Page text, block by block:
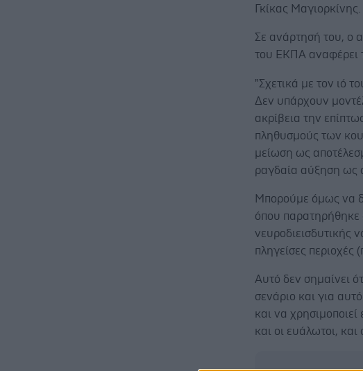
Γκίκας Μαγιορκίνης.
Σε ανάρτησή του, ο
του ΕΚΠΑ αναφέρει
"Σχετικά με τον ιό
Δεν υπάρχουν
ακρίβεια την
πληθυσμούς των
μείωση ως
ραγδαία αύξηση ως
Μπορούμε όμως να
όπου παρατηρήθηκε
νευροδιεισδυτικής
πληγείσες περιοχές
Αυτό δεν σημαίνει
σενάριο και για
και να
και οι ευάλωτοι,